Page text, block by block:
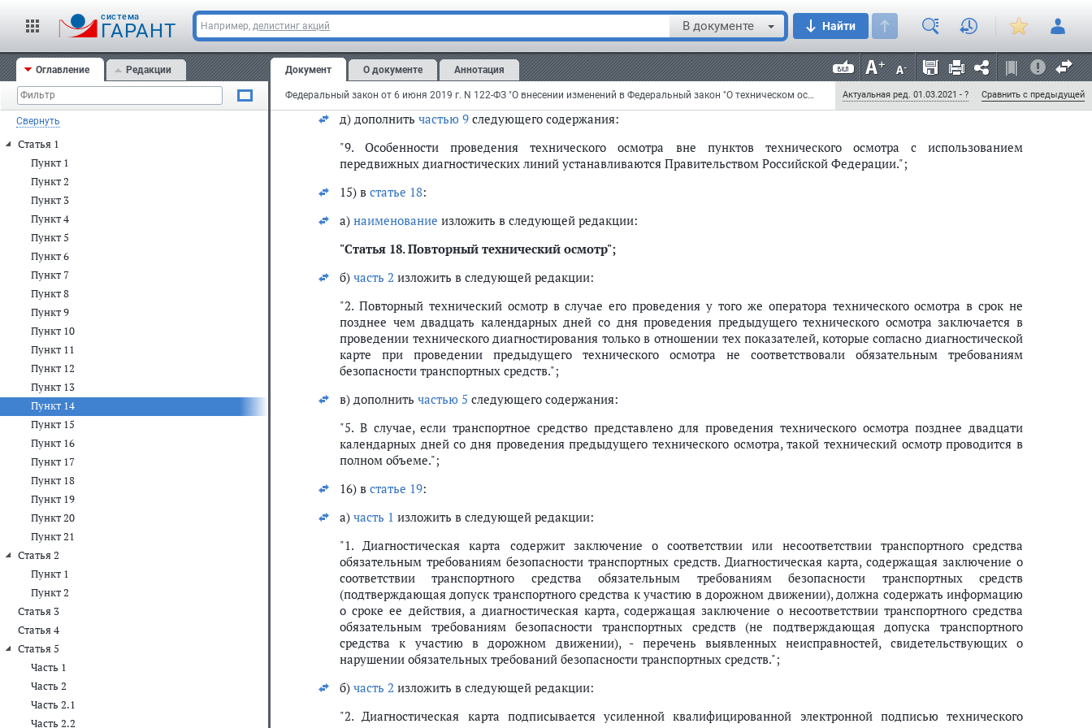
cистема
ГАРАНТ Например, делистинг акций В документе Найти
Оглавление Редакции
Свернуть
Статья 1
Пункт 1
Пункт 2
Пункт 3
Пункт 4
Пункт 5
Пункт 6
Пункт 7
Пункт 8
Пункт 9
Пункт 10
Пункт 11
Пункт 12
Пункт 13
Пункт 14
Пункт 15
Пункт 16
Пункт 17
Пункт 18
Пункт 19
Пункт 20
Пункт 21
Статья 2
Пункт 1
Пункт 2
Статья 3
Статья 4
Статья 5
Часть 1
Часть 2
Часть 2.1
Часть 2.2
Документ О документе Аннотация
Федеральный закон от 6 июня 2019 г. N 122-ФЗ "О внесении изменений в Федеральный закон "О техническом осмотре транспортных средств и о внесении изменений в отдельные законодательные акты Российской Федерации" и отдельные законодательные акты Российской Федерации" (с изменениями и дополнениями) Актуальная ред. 01.03.2021 - ? Сравнить с предыдущей
г)часть 7изложить в следующей редакции:
"7. Техническое диагностирование осуществляется техническими экспертами, которые уполномочены оператором
технического осмотра на проведение такого диагностирования в соответствующем пункте технического осмотра или
на соответствующей передвижной диагностической линии и сведения о которых внесены в реестр операторов
технического осмотра.";
д) дополнить частью 9 следующего содержания:
"9. Особенности проведения технического осмотра вне пунктов технического осмотра с использованием
передвижных диагностических линий устанавливаются Правительством Российской Федерации.";
15) в статье 18:
а) наименование изложить в следующей редакции:
"Статья 18.Повторный технический осмотр";
б) часть 2 изложить в следующей редакции:
"2. Повторный технический осмотр в случае его проведения у того же оператора технического осмотра в срок не
позднее чем двадцать календарных дней со дня проведения предыдущего технического осмотра заключается в
проведении технического диагностирования только в отношении тех показателей, которые согласно диагностической
карте при проведении предыдущего технического осмотра не соответствовали обязательным требованиям
безопасности транспортных средств.";
в) дополнить частью 5 следующего содержания:
"5. В случае, если транспортное средство представлено для проведения технического осмотра позднее двадцати
календарных дней со дня проведения предыдущего технического осмотра, такой технический осмотр проводится в
полном объеме.";
16) в статье 19:
а) часть 1 изложить в следующей редакции:
"1. Диагностическая карта содержит заключение о соответствии или несоответствии транспортного средства
обязательным требованиям безопасности транспортных средств. Диагностическая карта, содержащая заключение о
соответствии транспортного средства обязательным требованиям безопасности транспортных средств
(подтверждающая допуск транспортного средства к участию в дорожном движении), должна содержать информацию
о сроке ее действия, а диагностическая карта, содержащая заключение о несоответствии транспортного средства
обязательным требованиям безопасности транспортных средств (не подтверждающая допуска транспортного
средства к участию в дорожном движении), - перечень выявленных неисправностей, свидетельствующих о
нарушении обязательных требований безопасности транспортных средств.";
б) часть 2 изложить в следующей редакции:
"2. Диагностическая карта подписывается усиленной квалифицированной электронной подписью технического